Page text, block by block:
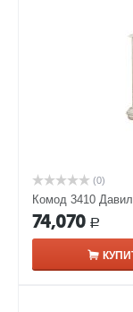
(0)
Комод 3410
74,070 Р